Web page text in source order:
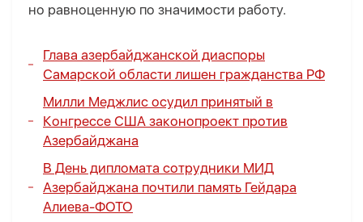
но равноценную по значимости работу.
Глава азербайджанской диаспоры
Самарской области лишен гражданства РФ
Милли Меджлис осудил принятый в
Конгрессе США законопроект против
Азербайджана
В День дипломата сотрудники МИД
Азербайджана почтили память Гейдара
Алиева-ФОТО